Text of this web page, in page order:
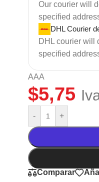
Our courier will
specified
DHL Courier
DHL courier will
specified
AAA
$5,75
- +
Comparar